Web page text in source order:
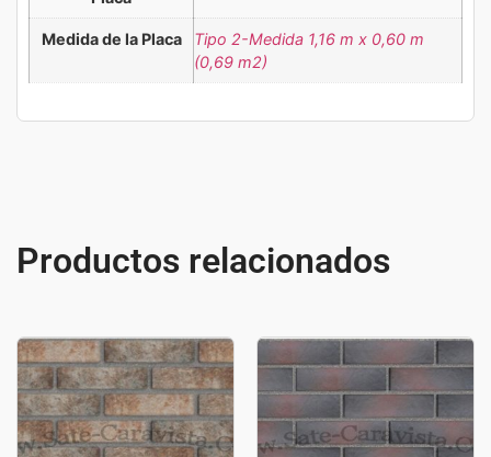
Medida de la Placa
Tipo 2-Medida 1,16 m x 0,60 m
(0,69 m2)
Productos relacionados